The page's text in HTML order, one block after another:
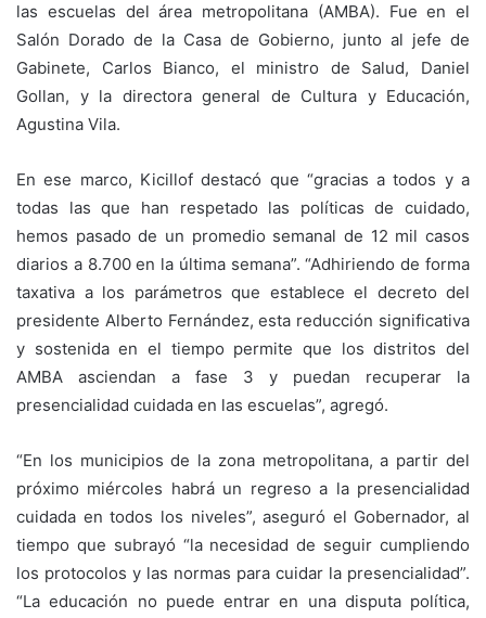
las escuelas del área metropolitana (AMBA). Fue en el
Salón Dorado de la Casa de Gobierno, junto al jefe de
Gabinete, Carlos Bianco, el ministro de Salud, Daniel
Gollan, y la directora general de Cultura y Educación,
Agustina Vila.
En ese marco, Kicillof destacó que “gracias a todos y a
todas las que han respetado las políticas de cuidado,
hemos pasado de un promedio semanal de 12 mil casos
diarios a 8.700 en la última semana”. “Adhiriendo de forma
taxativa a los parámetros que establece el decreto del
presidente Alberto Fernández, esta reducción significativa
y sostenida en el tiempo permite que los distritos del
AMBA asciendan a fase 3 y puedan recuperar la
presencialidad cuidada en las escuelas”, agregó.
“En los municipios de la zona metropolitana, a partir del
próximo miércoles habrá un regreso a la presencialidad
cuidada en todos los niveles”, aseguró el Gobernador, al
tiempo que subrayó “la necesidad de seguir cumpliendo
los protocolos y las normas para cuidar la presencialidad”.
“La educación no puede entrar en una disputa política,